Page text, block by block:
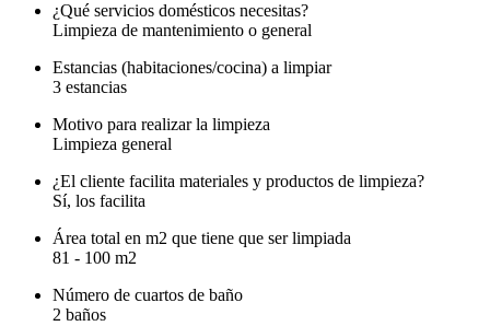
¿Qué servicios domésticos necesitas?
Limpieza de mantenimiento o general
Estancias (habitaciones/cocina) a limpiar
3 estancias
Motivo para realizar la limpieza
Limpieza general
¿El cliente facilita materiales y productos de limpieza?
Sí, los facilita
Área total en m2 que tiene que ser limpiada
81 - 100 m2
Número de cuartos de baño
2 baños